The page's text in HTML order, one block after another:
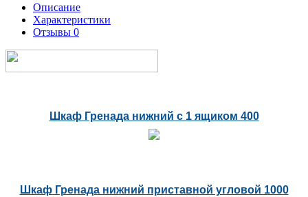
Описание
Характеристики
Отзывы 0
Шкаф Гренада нижний с 1 ящиком 400
Шкаф Гренада нижний приставной угловой 1000